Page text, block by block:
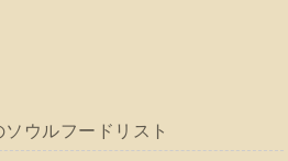
ソウルフードリスト